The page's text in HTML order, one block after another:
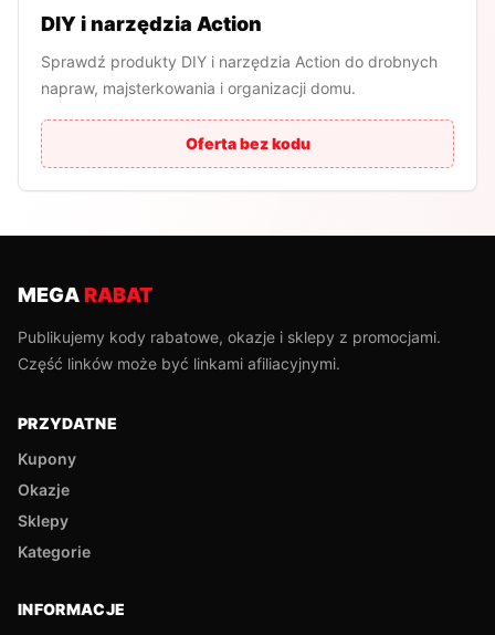
DIY i narzędzia Action
Sprawdź produkty DIY i narzędzia Action do drobnych
napraw, majsterkowania i organizacji domu.
Oferta bez kodu
MEGARABAT
Publikujemy kody rabatowe, okazje i sklepy z promocjami.
Część linków może być linkami afiliacyjnymi.
PRZYDATNE
Kupony
Okazje
Sklepy
Kategorie
INFORMACJE